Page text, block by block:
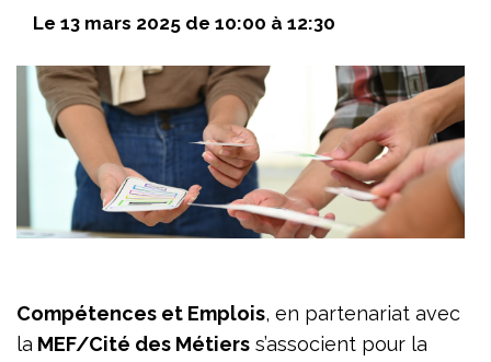
Le 13 mars 2025 de 10:00 à 12:30
Compétences et Emplois, en partenariat avec
la MEF/Cité des Métiers s’associent pour la